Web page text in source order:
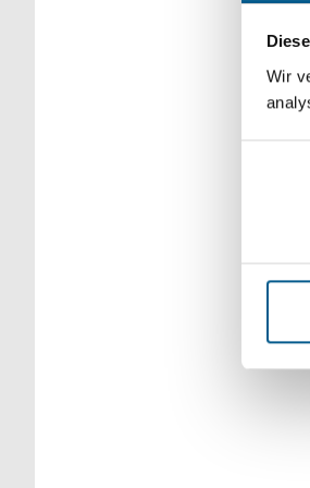
Wir